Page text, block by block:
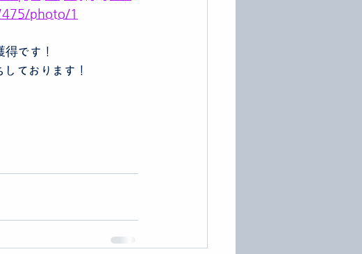
photo/1
です！
ております！